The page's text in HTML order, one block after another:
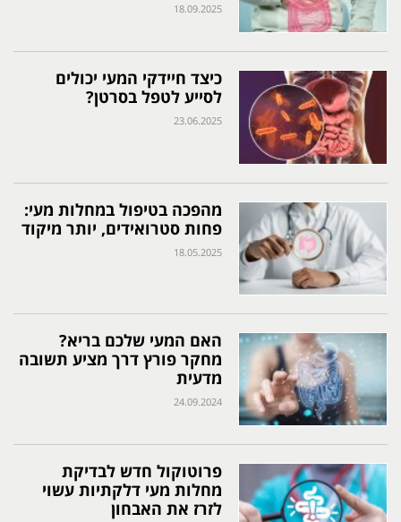
18.09.2025
כיצד חיידקי המעי יכולים
לסייע לטפל בסרטן?
23.06.2025
מהפכה בטיפול במחלות מעי:
פחות סטרואידים, יותר מיקוד
18.05.2025
האם המעי שלכם בריא?
מחקר פורץ דרך מציע תשובה
מדעית
24.09.2024
פרוטוקול חדש לבדיקת
מחלות מעי דלקתיות עשוי
לזרז את האבחון